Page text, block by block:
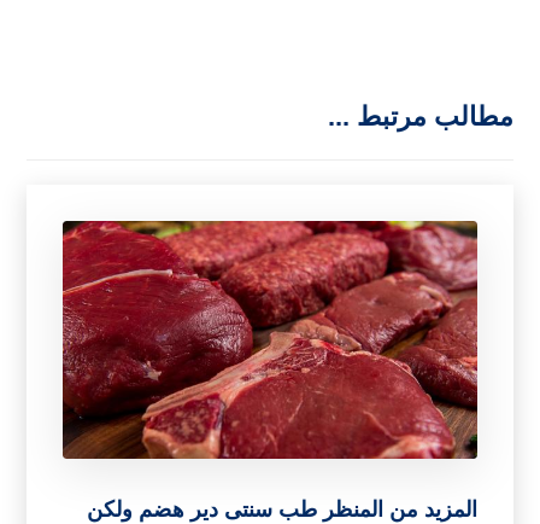
مطالب مرتبط ...
المزيد من المنظر طب سنتی دیر هضم ولكن